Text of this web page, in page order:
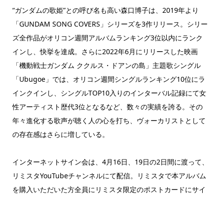
“ガンダムの歌姫”との呼び名も高い森口博子は、2019年より
「GUNDAM SONG COVERS」シリーズを3作リリース。シリー
ズ全作品がオリコン週間アルバムランキング3位以内にランク
インし、快挙を達成。さらに2022年6月にリリースした映画
「機動戦士ガンダム ククルス・ドアンの島」主題歌シングル
「Ubugoe」では、オリコン週間シングルランキング10位にラ
インクインし、シングルTOP10入りのインターバル記録にて女
性アーティスト歴代3位となるなど、数々の実績を誇る。その
年々進化する歌声が聴く人の心を打ち、ヴォーカリストとして
の存在感はさらに増している。
インターネットサイン会は、4月16日、19日の2日間に渡って、
リミスタYouTubeチャンネルにて配信。リミスタで本アルバム
を購入いただいた方全員にリミスタ限定のポストカードにサイ